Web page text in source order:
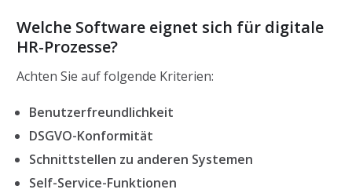
Welche Software eignet sich für digitale
HR-Prozesse?
Achten Sie auf folgende Kriterien:
Benutzerfreundlichkeit
DSGVO-Konformität
Schnittstellen zu anderen Systemen
Self-Service-Funktionen